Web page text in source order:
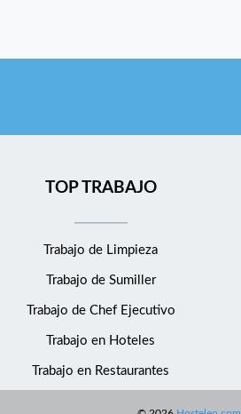
TOP TRABAJO
Trabajo de Limpieza
Trabajo de Sumiller
Trabajo de Chef Ejecutivo
Trabajo en Hoteles
Trabajo en Restaurantes